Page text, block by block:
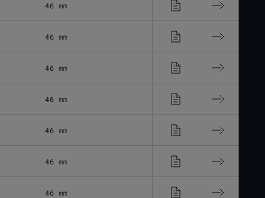
46 mm
46 mm
46 mm
46 mm
46 mm
46 mm
46 mm